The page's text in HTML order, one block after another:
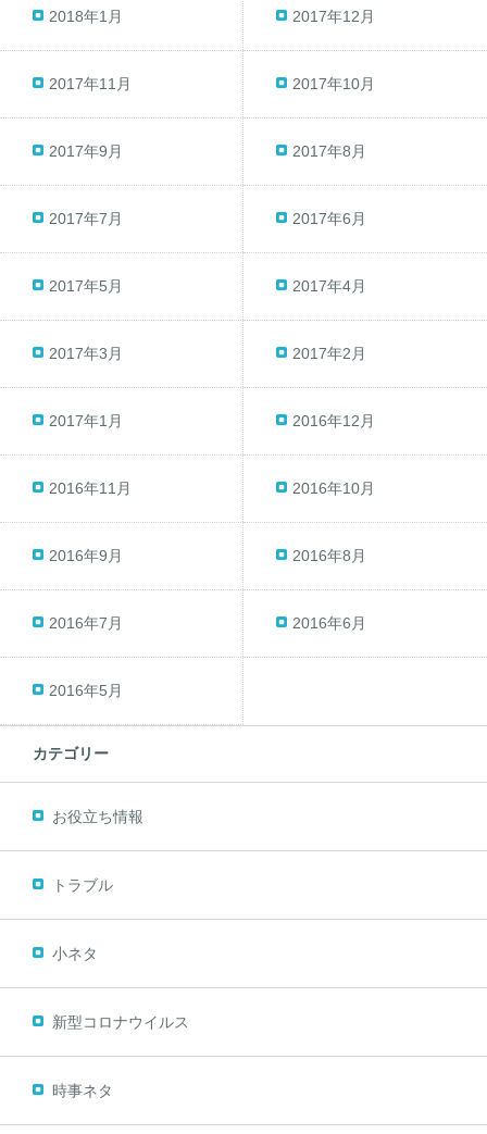
2018年1月 2017年12月
2017年11月 2017年10月
2017年9月 2017年8月
2017年7月 2017年6月
2017年5月 2017年4月
2017年3月 2017年2月
2017年1月 2016年12月
2016年11月 2016年10月
2016年9月 2016年8月
2016年7月 2016年6月
2016年5月
カテゴリー
お役立ち情報
トラブル
小ネタ
新型コロナウイルス
時事ネタ